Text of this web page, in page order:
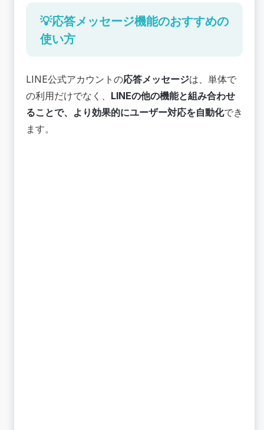
💡応答メッセージ機能のおすすめの
使い方
LINE公式アカウントの応答メッセージは、単体で
の利用だけでなく、 LINEの他の機能と組み合わせ
ることで、より効果的にユーザー対応を自動化でき
ます。